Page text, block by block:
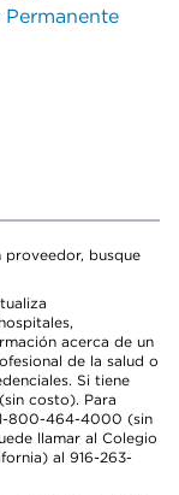
busque
acerca de un
de la salud o
Si tiene
costo). Para
800-464-4000 (sin
llamar al Colegio
al 916-263-